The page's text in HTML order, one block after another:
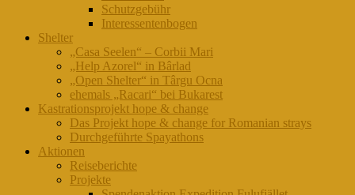
Schutzgebühr
Interessentenbogen
Shelter
„Casa Seelen“ – Corbii Mari
„Help Azorel“ in Bârlad
„Open Shelter“ in Târgu Ocna
ehemals „Racari“ bei Bukarest
Kastrationsprojekt hope & change
Das Projekt hope & change for Romanian strays
Durchgeführte Spayathons
Aktionen
Reiseberichte
Projekte